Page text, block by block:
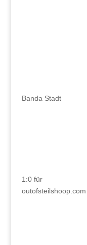
Banda Stadt
1:0 für
outofsteilshoop.com